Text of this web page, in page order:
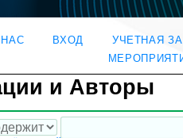
ВХОД
УЧЕТНАЯ
и Авторы